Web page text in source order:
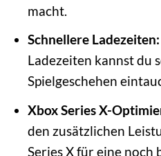
macht.
Schnellere Ladezeiten:
Ladezeiten kannst du
Spielgeschehen
Xbox Series X-
den zusätzlichen
Series X für eine noch